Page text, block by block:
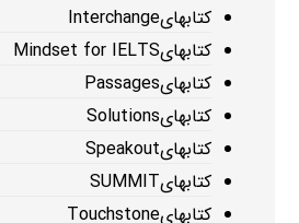
کتابهایInterchange
کتابهایMindset for IELTS
کتابهایPassages
کتابهایSolutions
کتابهایSpeakout
کتابهایSUMMIT
کتابهایTouchstone